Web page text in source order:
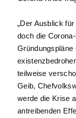
„Der Ausblick
doch die
teilweise
Geib,
werde die Krise
antreibenden